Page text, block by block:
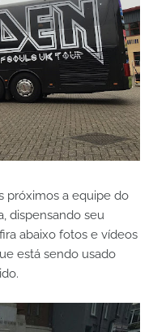
próximos a equipe do
dispensando seu
abaixo fotos e vídeos
está sendo usado